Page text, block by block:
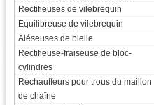
Rectifieuses de vilebrequin
Equilibreuse de vilebrequin
Aléseuses de bielle
Rectifieuse-fraiseuse de bloc-
cylindres
Réchauffeurs pour trous du maillon
de chaîne